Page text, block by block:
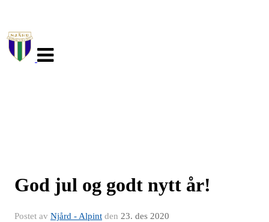
navigasjon
God jul og godt nytt år!
Postet av Njård - Alpint den 23. des 2020